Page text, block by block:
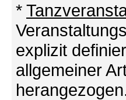
*
explizit
allgemeiner